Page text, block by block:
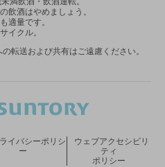
飲酒はやめましょう。
適量です。
イクル。
転送および共有はご遠慮ください。
イバシーポリシ
ー
ウェブアクセシビリ
ティ
ポリシー